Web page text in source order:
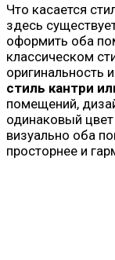
Что касается
здесь
оформить оба
классическом
оригинальность
стиль кантри
помещений,
одинаковый
визуально оба
просторнее и